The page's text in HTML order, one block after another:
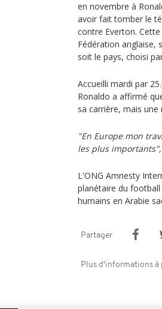
en novembre à
avoir fait tomber le
contre Everton.
Fédération anglaise,
soit le pays, choisi
Accueilli mardi par
Ronaldo a affirmé
sa carrière, mais
"En Europe mon
les plus importants",
L'ONG Amnesty
planétaire du
humains en Arabie
Partager
Plus d'informations à